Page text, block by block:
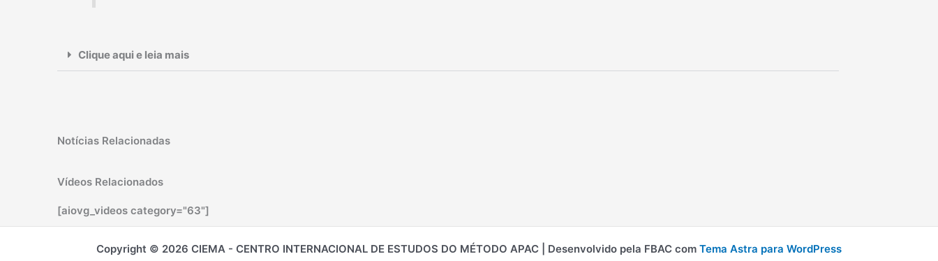
Clique aqui e leia mais
Notícias Relacionadas
Vídeos Relacionados
[aiovg_videos category="63"]
Copyright © 2026 CIEMA - CENTRO INTERNACIONAL DE ESTUDOS DO MÉTODO APAC | Desenvolvido pela FBAC com Tema Astra para WordPress